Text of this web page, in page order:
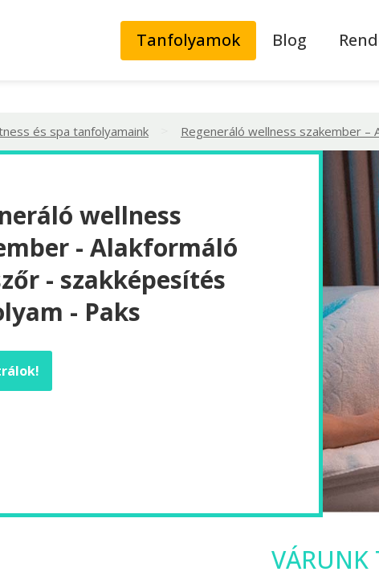
Tanfolyamok Blog
és spa tanfolyamaink Regeneráló wellness szakember –
wellness
- Alakformáló
- szakképesítés
- Paks
VÁRUNK